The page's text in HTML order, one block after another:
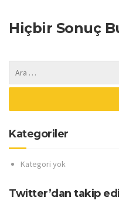
Hiçbir Sonuç
Kategoriler
Kategori yok
Twitter’dan takip